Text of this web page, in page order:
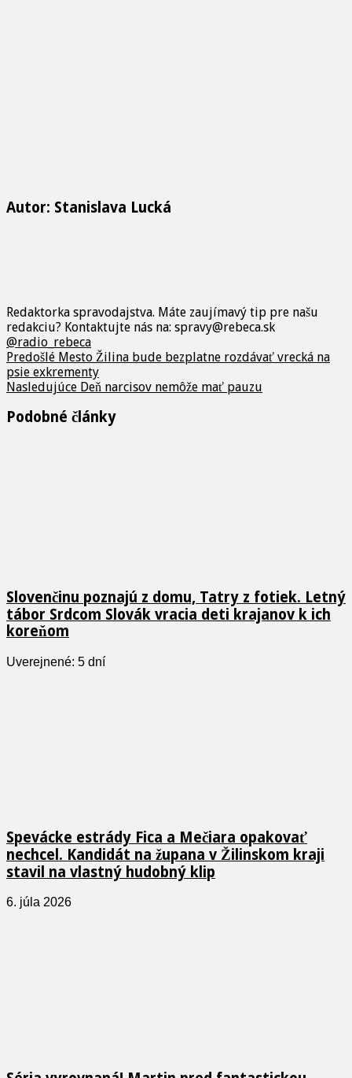
Autor: Stanislava Lucká
Redaktorka spravodajstva. Máte zaujímavý tip pre našu
redakciu? Kontaktujte nás na: spravy@rebeca.sk
@radio_rebeca
Predošlé Mesto Žilina bude bezplatne rozdávať vrecká na
psie exkrementy
Nasledujúce Deň narcisov nemôže mať pauzu
Podobné články
Slovenčinu poznajú z domu, Tatry z fotiek. Letný
tábor Srdcom Slovák vracia deti krajanov k ich
koreňom
Uverejnené: 5 dní
Spevácke estrády Fica a Mečiara opakovať
nechcel. Kandidát na župana v Žilinskom kraji
stavil na vlastný hudobný klip
6. júla 2026